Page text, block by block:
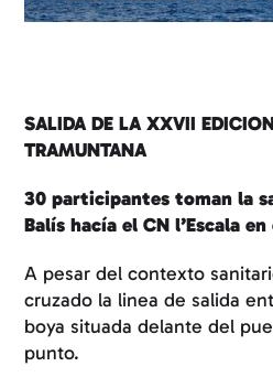
SALIDA DE LA XXVII
TRAMUNTANA
30 participantes toman la
Balís hacía el CN l’Escala
A pesar del contexto
cruzado la linea de salida
boya situada delante del
punto.